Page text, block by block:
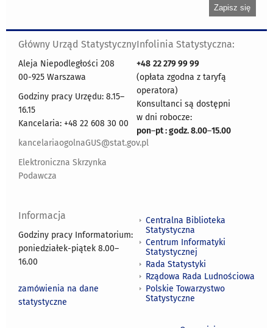
Główny Urząd Statystyczny
Aleja Niepodległości 208
00-925 Warszawa
Godziny pracy Urzędu: 8.15–
16.15
Kancelaria: +48 22 608 30 00
kancelariaogolnaGUS@stat.gov.pl
Elektroniczna Skrzynka
Podawcza
Infolinia Statystyczna:
+48 22 279 99 99
(opłata zgodna z taryfą
operatora)
Konsultanci są dostępni
w dni robocze:
pon–pt : godz. 8.00–15.00
Informacja
Godziny pracy Informatorium:
poniedziałek-piątek 8.00–
16.00
zamówienia na dane
statystyczne
Centralna Biblioteka
Statystyczna
Centrum Informatyki
Statystycznej
Rada Statystyki
Rządowa Rada Ludnościowa
Polskie Towarzystwo
Statystyczne